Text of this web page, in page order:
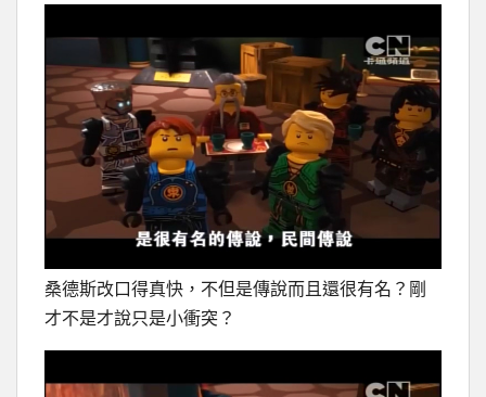
桑德斯改口得真快，不但是傳說而且還很有名？剛
才不是才說只是小衝突？